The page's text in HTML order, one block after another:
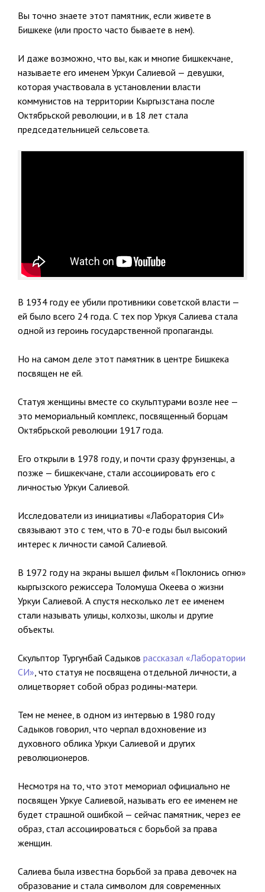
Вы точно знаете этот памятник, если живете в
Бишкеке (или просто часто бываете в нем).
И даже возможно, что вы, как и многие бишкекчане,
называете его именем Уркуи Салиевой — девушки,
которая участвовала в установлении власти
коммунистов на территории Кыргызстана после
Октябрьской революции, и в 18 лет стала
председательницей сельсовета.
В 1934 году ее убили противники советской власти —
ей было всего 24 года. С тех пор Уркуя Салиева стала
одной из героинь государственной пропаганды.
Но на самом деле этот памятник в центре Бишкека
посвящен не ей.
Статуя женщины вместе со скульптурами возле нее —
это мемориальный комплекс, посвященный борцам
Октябрьской революции 1917 года.
Его открыли в 1978 году, и почти сразу фрунзенцы, а
позже — бишкекчане, стали ассоциировать его с
личностью Уркуи Салиевой.
Исследователи из инициативы «Лаборатория СИ»
связывают это с тем, что в 70-е годы был высокий
интерес к личности самой Салиевой.
В 1972 году на экраны вышел фильм «Поклонись огню»
кыргызского режиссера Толомуша Океева о жизни
Уркуи Салиевой. А спустя несколько лет ее именем
стали называть улицы, колхозы, школы и другие
объекты.
Скульптор Тургунбай Садыков рассказал «Лаборатории
СИ» , что статуя не посвящена отдельной личности, а
олицетворяет собой образ родины-матери.
Тем не менее, в одном из интервью в 1980 году
Садыков говорил, что черпал вдохновение из
духовного облика Уркуи Салиевой и других
революционеров.
Несмотря на то, что этот мемориал официально не
посвящен Уркуе Салиевой, называть его ее именем не
будет страшной ошибкой — сейчас памятник, через ее
образ, стал ассоциироваться с борьбой за права
женщин.
Салиева была известна борьбой за права девочек на
образование и стала символом для современных